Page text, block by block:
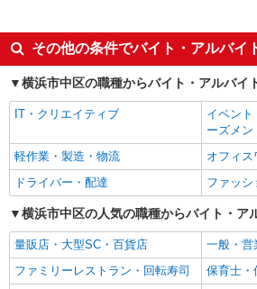
入社日応相談
未経験歓
経験者・有資格者歓迎
新卒・第
女性活躍中
主婦・主
フリーター歓迎
学歴不問
ブランクOK
ミドル（
エルダー（50代～）活躍中
シニア（
高収入・高額
ボーナス
昇給あり
完全週
フルタイム歓迎
禁煙・分
駅直結・駅チカ
車通勤
その他の条件でバイト・アルバイ
横浜市中区の職種からバイト・アルバイ
IT・クリエイティブ
イベント
ーズメン
軽作業・製造・物流
オフィス
ドライバー・配達
ファッシ
横浜市中区の人気の職種からバイト・ア
量販店・大型SC・百貨店
一般・営
ファミリーレストラン・回転寿司
保育士・